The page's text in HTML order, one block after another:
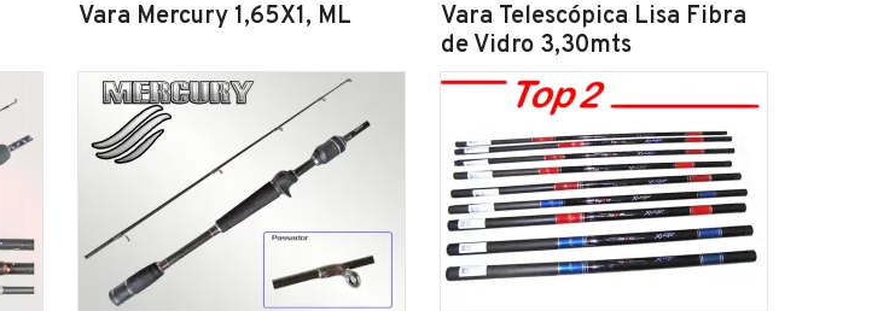
Vara Mercury 1,65X1, ML
Vara Telescópica Lisa Fibra
de Vidro 3,30mts